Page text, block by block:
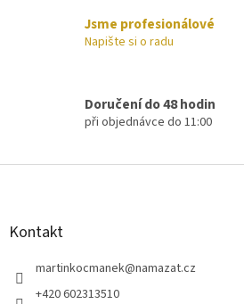
p
i
Jsme profesionálové
Napište si o radu
Doručení do 48 hodin
při objednávce do 11:00
Z
Kontakt
martinkocmanek@namazat.cz
+420 602313510